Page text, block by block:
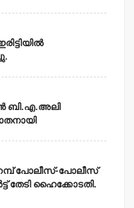
ബി.എ.അലി
പോലീസ്-പോലീസ്
തേടി ഹൈക്കോടതി.